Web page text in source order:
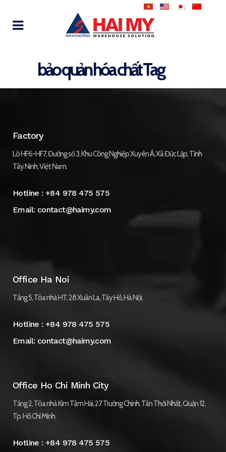
bảo quản hóa chất Tag
Factory
Lô HF6-HF7, Đường số 3, Khu Công Nghiệp Xuyên Á, Xã Đức Lập, Tỉnh
Tây Ninh, Việt Nam.
Hotline :+84 978 475 575
Email: contact@haimy.com
Office Ha Noi
Tầng 5, Tòa nhà HT, 28 Xuân La, Tây Hồ, Hà Nội.
Hotline :+84 978 475 575
Email: contact@haimy.com
Office Ho Chi Minh City
Tầng 2, Tòa nhà Kim Tâm Hải, 27 Trường Chinh, Tân Thới Nhất, Quận 12,
Tp. Hồ Chí Minh.
Hotline :+84 978 475 575